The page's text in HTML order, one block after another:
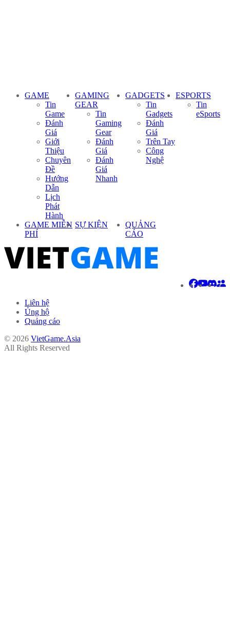
GAME
Tin
Game
Đánh
Giá
Giới
Thiệu
Chuyên
Đề
Hướng
Dẫn
Lịch
Phát
Hành
GAMING
GEAR
Tin
Gaming
Gear
Đánh
Giá
Đánh
Giá
Nhanh
GADGETS
Tin
Gadgets
Đánh
Giá
Trên Tay
Công
Nghệ
ESPORTS
Tin
eSports
GAME MIỄN
PHÍ
SỰ KIỆN
QUẢNG
CÁO
Liên hệ
Ủng hộ
Quảng cáo
© 2026 VietGame.Asia
All Rights Reserved